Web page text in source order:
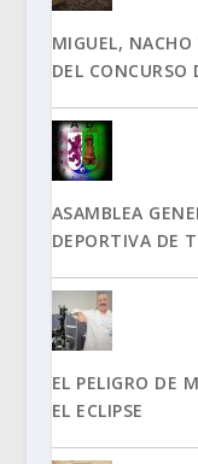
MIGUEL,
DEL
ASAMBLEA
DEPORTIVA DE
EL PELIGRO DE
EL ECLIPSE